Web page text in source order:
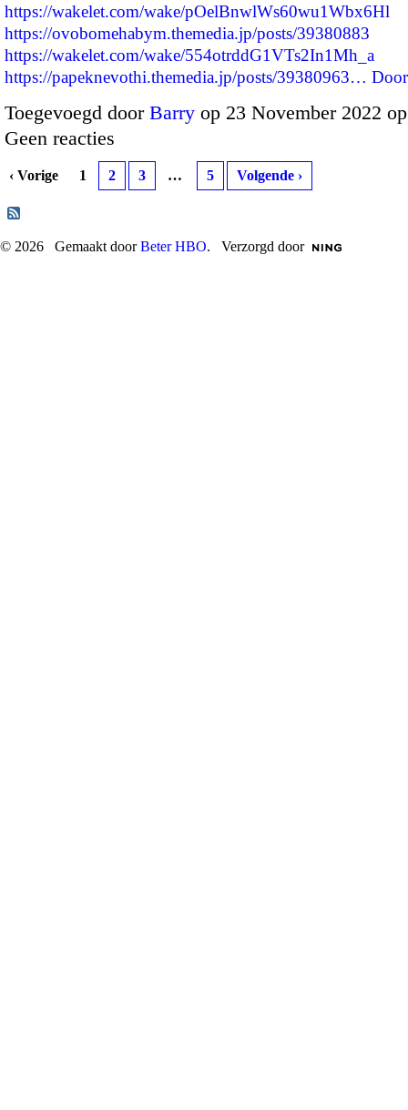
https://wakelet.com/wake/pOelBnwlWs60wu1Wbx6Hl
https://ovobomehabym.themedia.jp/posts/39380883
https://wakelet.com/wake/554otrddG1VTs2In1Mh_a
https://papeknevothi.themedia.jp/posts/39380963…
Toegevoegd door Barry op 23 November 2022
Geen reacties
‹ Vorige 1 2 3 … 5 Volgende ›
© 2026 Gemaakt doorBeter HBO. Verzorgd door